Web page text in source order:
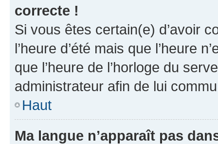
correcte !
Si vous êtes certain(e) d’avoir
l’heure d’été mais que l’heure
que l’heure de l’horloge du
administrateur afin de lui
Haut
Ma langue n’apparaît pas